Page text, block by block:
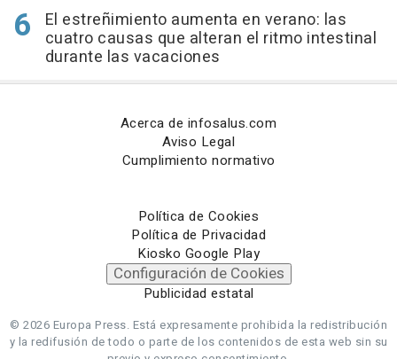
El estreñimiento aumenta en verano: las
cuatro causas que alteran el ritmo intestinal
durante las vacaciones
Acerca de infosalus.com
Aviso Legal
Cumplimiento normativo
Política de Cookies
Política de Privacidad
Kiosko Google Play
Configuración de Cookies
Publicidad estatal
© 2026 Europa Press. Está expresamente prohibida la redistribución
y la redifusión de todo o parte de los contenidos de esta web sin su